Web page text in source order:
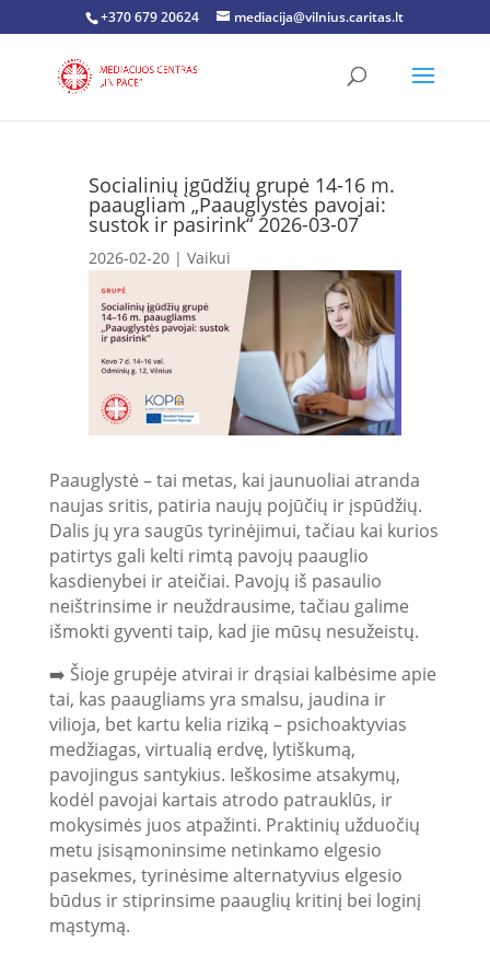
+370 679 20624 mediacija@vilnius.caritas.lt
Socialinių įgūdžių grupė 14-16 m.
paaugliam „Paauglystės pavojai:
sustok ir pasirink“ 2026-03-07
2026-02-20| Vaikui
Paauglystė – tai metas, kai jaunuoliai atranda
naujas sritis, patiria naujų pojūčių ir įspūdžių.
Dalis jų yra saugūs tyrinėjimui, tačiau kai kurios
patirtys gali kelti rimtą pavojų paauglio
kasdienybei ir ateičiai. Pavojų iš pasaulio
neištrinsime ir neuždrausime, tačiau galime
išmokti gyventi taip, kad jie mūsų nesužeistų.
➡️ Šioje grupėje atvirai ir drąsiai kalbėsime apie
tai, kas paaugliams yra smalsu, jaudina ir
vilioja, bet kartu kelia riziką – psichoaktyvias
medžiagas, virtualią erdvę, lytiškumą,
pavojingus santykius. Ieškosime atsakymų,
kodėl pavojai kartais atrodo patrauklūs, ir
mokysimės juos atpažinti. Praktinių užduočių
metu įsisąmoninsime netinkamo elgesio
pasekmes, tyrinėsime alternatyvius elgesio
būdus ir stiprinsime paauglių kritinį bei loginį
mąstymą.